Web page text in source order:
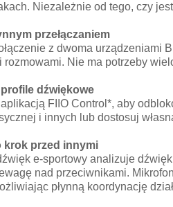
Niezależnie od tego, czy
przełączaniem
z dwoma urządzeniami
Nie ma potrzeby
dźwiękowe
FIIO Control*, aby
i innych lub dostosuj
krok przed innymi
e-sportowy analizuje
nad przeciwnikami.
płynną koordynację